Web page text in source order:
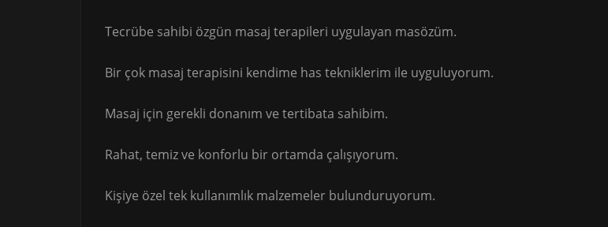
Tecrübe sahibi özgün masaj terapileri uygulayan masözüm.
Bir çok masaj terapisini kendime has tekniklerim ile uyguluyorum.
Masaj için gerekli donanım ve tertibata sahibim.
Rahat, temiz ve konforlu bir ortamda çalışıyorum.
Kişiye özel tek kullanımlık malzemeler bulunduruyorum.